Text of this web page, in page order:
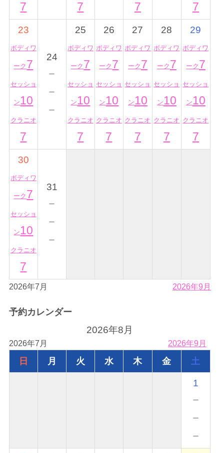
7 7 7 7
23
ボディワ
ーク 7
セッショ
ン10
クラニオ
7
24
－
－
－
25
ボディワ
ーク 7
セッショ
ン10
クラニオ
7
26
ボディワ
ーク 7
セッショ
ン10
クラニオ
7
27
ボディワ
ーク 7
セッショ
ン10
クラニオ
7
28
ボディワ
ーク 7
セッショ
ン10
クラニオ
7
29
ボディワ
ーク 7
セッショ
ン10
クラニオ
7
30
ボディワ
ーク 7
セッショ
ン10
クラニオ
7
31
－
－
－
2026年7月 2026年9月
予約カレンダー
2026年8月
2026年7月 2026年9月
日 月 火 水 木 金 土
1
－
－
－